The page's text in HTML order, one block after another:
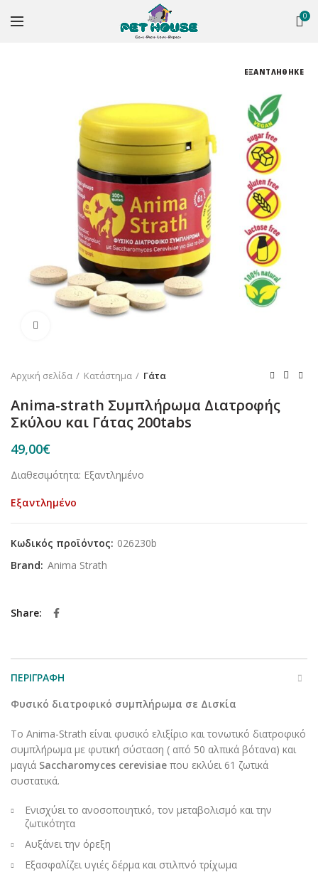
0
ΕΞΑΝΤΛΗΘΗΚΕ
Αρχική σελίδα Κατάστημα Γάτα
Anima-strath Συμπλήρωμα Διατροφής
Σκύλου και Γάτας 200tabs
49,00€
Διαθεσιμότητα: Εξαντλημένο
Εξαντλημένο
Κωδικός προϊόντος: 026230b
Brand: Anima Strath
Share
ΠΕΡΙΓΡΑΦΉ
Φυσικό διατροφικό συμπλήρωμα σε Δισκία
Το Anima-Strath είναι φυσικό ελιξίριο και τονωτικό διατροφικό
συμπλήρωμα με φυτική σύσταση ( από 50 αλπικά βότανα) και
μαγιά Saccharomyces cerevisiae που εκλύει 61 ζωτικά
συστατικά.
Ενισχύει το ανοσοποιητικό, τον μεταβολισμό και την
ζωτικότητα
Αυξάνει την όρεξη
Εξασφαλίζει υγιές δέρμα και στιλπνό τρίχωμα